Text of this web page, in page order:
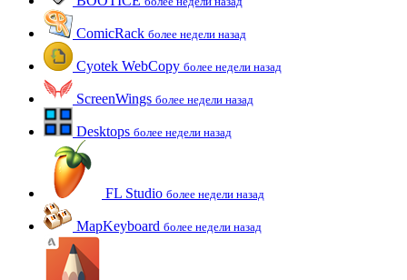
ComicRack более недели назад
Cyotek WebCopy более недели назад
ScreenWings более недели назад
Desktops более недели назад
FL Studio более недели назад
MapKeyboard более недели назад